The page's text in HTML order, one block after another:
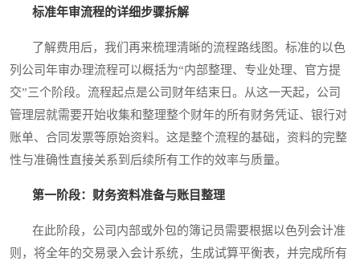
标准年审流程的详细步骤拆解
了解费用后，我们再来梳理清晰的流程路线图。标准的以色
列公司年审办理流程可以概括为“内部整理、专业处理、官方提
交”三个阶段。流程起点是公司财年结束日。从这一天起，公司
管理层就需要开始收集和整理整个财年的所有财务凭证、银行对
账单、合同发票等原始资料。这是整个流程的基础，资料的完整
性与准确性直接关系到后续所有工作的效率与质量。
第一阶段：财务资料准备与账目整理
在此阶段，公司内部或外包的簿记员需要根据以色列会计准
则，将全年的交易录入会计系统，生成试算平衡表，并完成所有